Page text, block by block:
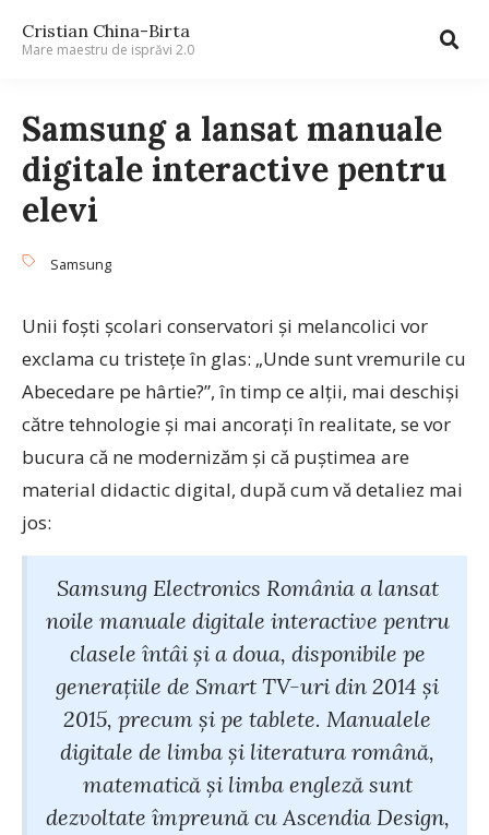
Cristian China-Birta
Mare maestru de isprăvi 2.0
Samsung a lansat manuale
digitale interactive pentru
elevi
Samsung
Unii foști școlari conservatori și melancolici vor
exclama cu tristețe în glas: „Unde sunt vremurile cu
Abecedare pe hârtie?”, în timp ce alții, mai deschiși
către tehnologie și mai ancorați în realitate, se vor
bucura că ne modernizăm și că puștimea are
material didactic digital, după cum vă detaliez mai
jos:
Samsung Electronics România a lansat
noile manuale digitale interactive pentru
clasele întâi și a doua, disponibile pe
generațiile de Smart TV-uri din 2014 și
2015, precum și pe tablete. Manualele
digitale de limba și literatura română,
matematică și limba engleză sunt
dezvoltate împreună cu Ascendia Design,